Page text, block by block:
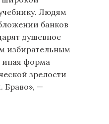
Людям
банков
душевное
избирательным
иная форма
зрелости
Браво», —